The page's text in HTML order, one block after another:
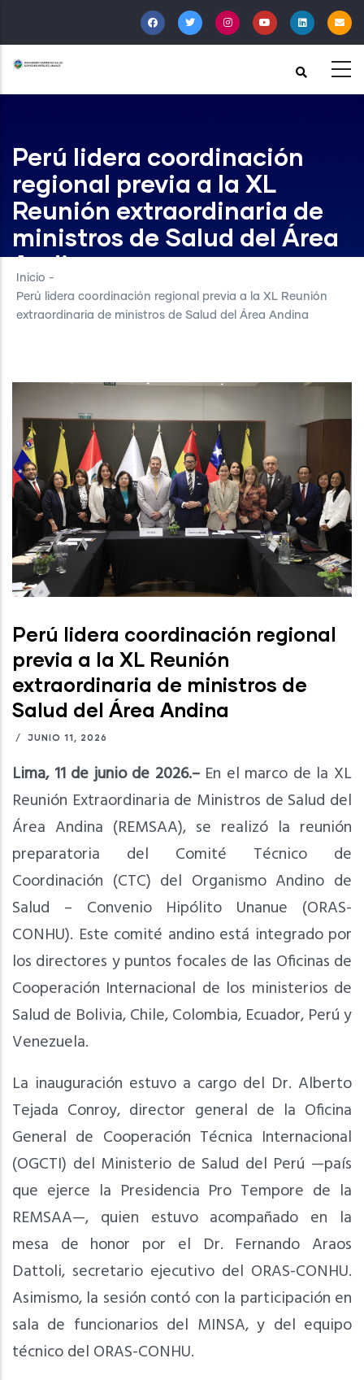
al
contenido
principal
Perú lidera coordinación
regional previa a la XL
Reunión extraordinaria de
ministros de Salud del Área
Andina
Inicio -
Perú lidera coordinación regional previa a la XL Reunión
extraordinaria de ministros de Salud del Área Andina
Perú lidera coordinación regional
previa a la XL Reunión
extraordinaria de ministros de
Salud del Área Andina
/ JUNIO 11, 2026
Lima, 11 de junio de 2026.–En el marco de la XL
Reunión Extraordinaria de Ministros de Salud del
Área Andina (REMSAA), se realizó la reunión
preparatoria del Comité Técnico de
Coordinación (CTC) del Organismo Andino de
Salud – Convenio Hipólito Unanue (ORAS-
CONHU). Este comité andino está integrado por
los directores y puntos focales de las Oficinas de
Cooperación Internacional de los ministerios de
Salud de Bolivia, Chile, Colombia, Ecuador, Perú y
Venezuela.
La inauguración estuvo a cargo del Dr. Alberto
Tejada Conroy, director general de la Oficina
General de Cooperación Técnica Internacional
(OGCTI) del Ministerio de Salud del Perú —país
que ejerce la Presidencia Pro Tempore de la
REMSAA—, quien estuvo acompañado en la
mesa de honor por el Dr. Fernando Araos
Dattoli, secretario ejecutivo del ORAS-CONHU.
Asimismo, la sesión contó con la participación en
sala de funcionarios del MINSA, y del equipo
técnico del ORAS-CONHU.